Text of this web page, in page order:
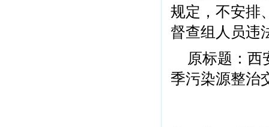
规定，不安排
督查组人员违
原标题：
季污染源整治